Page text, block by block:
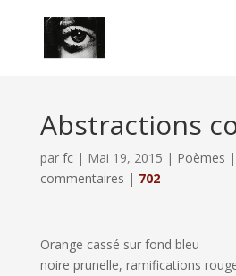
Abstractions
par fc| Mai 19, 2015 | Poèmes |
commentaires | 702
Orange cassé sur fond bleu
noire prunelle, ramifications